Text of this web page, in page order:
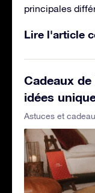
principales
Lire l'article
Cadeaux
idées
Astuces et